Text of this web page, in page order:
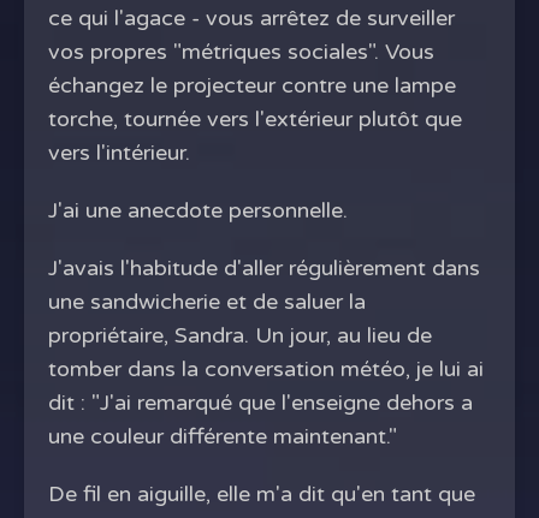
ce qui l'agace - vous arrêtez de surveiller
vos propres "métriques sociales". Vous
échangez le projecteur contre une lampe
torche, tournée vers l'extérieur plutôt que
vers l'intérieur.
J'ai une anecdote personnelle.
J'avais l'habitude d'aller régulièrement dans
une sandwicherie et de saluer la
propriétaire, Sandra. Un jour, au lieu de
tomber dans la conversation météo, je lui ai
dit : "J'ai remarqué que l'enseigne dehors a
une couleur différente maintenant."
De fil en aiguille, elle m'a dit qu'en tant que